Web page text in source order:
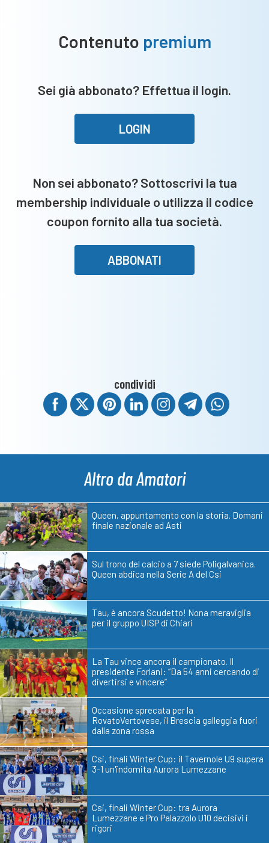
Contenuto premium
Sei già abbonato? Effettua il login.
LOGIN
Non sei abbonato? Sottoscrivi la tua
membership individuale o utilizza il codice
coupon fornito alla tua società.
ABBONATI
condividi
Altro da Amatori
Queen, appuntamento con la storia. Domani
finale nazionale ad Asti
Sul trono del calcio a 7 siede Poligalvanica.
Queen abdica nella Serie A del Csi
Tau, è ancora Scudetto! Nona meraviglia
per il gruppo UISP di Chiari
La Tau vince ancora il campionato. Il
presidente Forlani: “Da 54 anni cercando di
divertirsi e vincere”
Occasione sprecata per la
RovatoVertovese, il Brescia galleggia fuori
dalla zona rossa
Csi, finali Winter Cup: il Tavernole U9 supera
3-1 un'indomita Aurora Lumezzane
Csi, finali Winter Cup: tra Aurora
Lumezzane e Pro Palazzolo U10 decisivi i
rigori